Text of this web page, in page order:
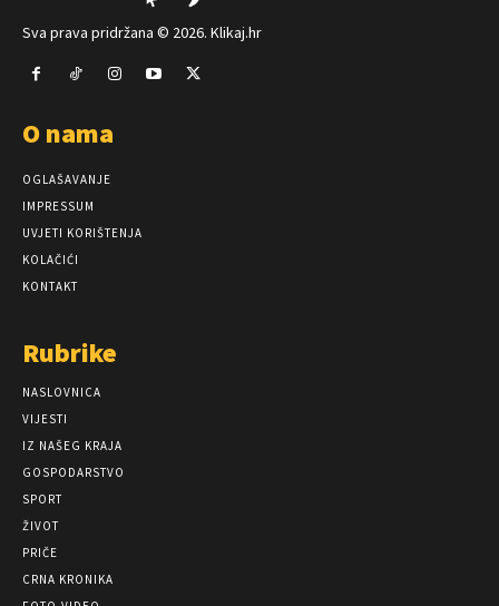
Sva prava pridržana © 2026. Klikaj.hr
O nama
OGLAŠAVANJE
IMPRESSUM
UVJETI KORIŠTENJA
KOLAČIĆI
KONTAKT
Rubrike
NASLOVNICA
VIJESTI
IZ NAŠEG KRAJA
GOSPODARSTVO
SPORT
ŽIVOT
PRIČE
CRNA KRONIKA